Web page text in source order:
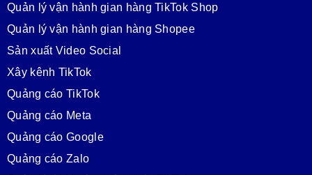
Quản lý vận hành gian hàng TikTok Shop
Quản lý vận hành gian hàng Shopee
Sản xuất Video Social
Xây kênh TikTok
Quảng cáo TikTok
Quảng cáo Meta
Quảng cáo Google
Quảng cáo Zalo